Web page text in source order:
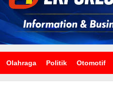
Olahraga Politik Otomotif